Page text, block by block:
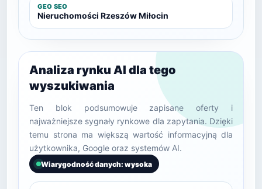
GEO SEO
Nieruchomości Rzeszów Miłocin
Analiza rynku AI dla tego
wyszukiwania
Ten blok podsumowuje zapisane oferty i
najważniejsze sygnały rynkowe dla zapytania. Dzięki
temu strona ma większą wartość informacyjną dla
użytkownika, Google oraz systemów AI.
Wiarygodność danych: wysoka